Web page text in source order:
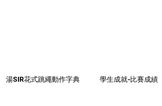
湯SIR花式跳繩動作字典 學生成就-比賽成績